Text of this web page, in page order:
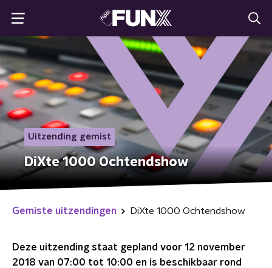
Uitzending gemist
DiXte 1000 Ochtendshow
Gemiste uitzendingen DiXte 1000 Ochtendshow
Deze uitzending staat gepland voor 12 november
2018 van 07:00 tot 10:00 en is beschikbaar rond